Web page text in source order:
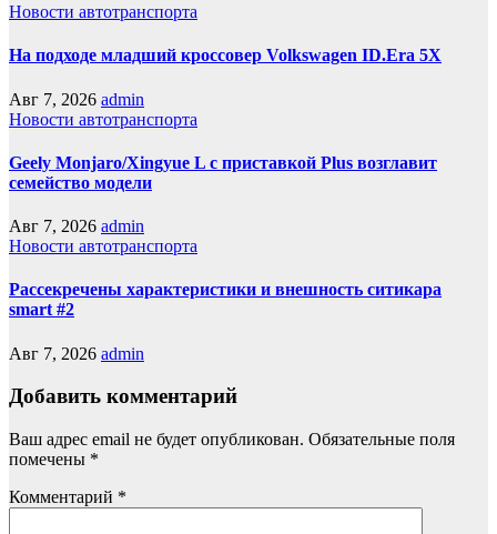
Новости автотранспорта
На подходе младший кроссовер Volkswagen ID.Era 5X
Авг 7, 2026 admin
Новости автотранспорта
Geely Monjaro/Xingyue L с приставкой Plus возглавит
семейство модели
Авг 7, 2026 admin
Новости автотранспорта
Рассекречены характеристики и внешность ситикара
smart #2
Авг 7, 2026 admin
Добавить комментарий
Ваш адрес email не будет опубликован. Обязательные поля
помечены *
Комментарий *